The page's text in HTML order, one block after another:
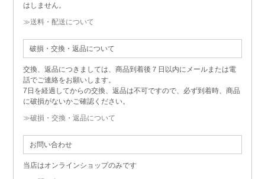
はしません。
≫送料・配送について
破損・交換・返品について
交換、返品につきましては、商品到着後７日以内にメールまたは電
話でご連絡をお願いします。
7日を経過してからの交換、返品は不可ですので、必ず到着時、商品
に破損がないかご確認ください。
≫破損・交換・返品について
お問い合わせ
当店はオンラインショップのみです